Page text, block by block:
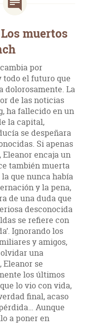
muertos
por
el futuro que
dolorosamente. La
de las noticias
ha fallecido en un
la capital,
se despeñara
Si apenas
encaja un
también muerta
que nunca había
y la pena,
de una duda que
desconocida
se refiere con
Ignorando los
y amigos,
una
se
los últimos
lo vio con vida,
final, acaso
Aunque
a poner en